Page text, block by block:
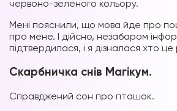
червоно-зеленого кольору.
Мені пояснили, що мова йде про
про мене. І дійсно, незабаром
підтвердилася, і я дізналася хто
Скарбничка снів Магікум.
Справджений сон про пташок.